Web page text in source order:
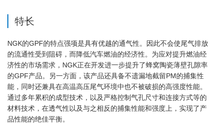
特长
NGK的GPF的特点强项是具有优越的通气性。因此不会使尾气排放
的流通性受到阻碍，而降低汽车燃油的经济性。为应对提升燃油经
济性的市场需求，NGK正在开发进一步提升了蜂窝陶瓷薄壁孔隙率
的GPF产品。另一方面，该产品还具备不遗漏地截留PM的捕集性
能，同时还兼具在高温高压尾气环境中也不被破损的高强度性能。
通过多年累积的成型技术，以及严格控制气孔尺寸和连接方式等的
材料技术，在透气性以及与之相反的捕集性能和强度上，实现了产
品性能的绝佳平衡。